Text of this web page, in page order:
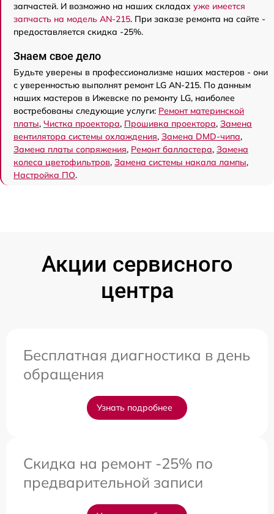
запчастей. И возможно на наших складах уже имеется
запчасть на модель AN-215. При заказе ремонта на сайте -
предоставляется скидка -25%.
Знаем свое дело
Будьте уверены в профессионализме наших мастеров - они
с уверенностью выполнят ремонт LG AN-215. По данным
наших мастеров в Ижевске по ремонту LG, наиболее
востребованы следующие услуги: Ремонт материнской
платы, Чистка проектора, Прошивка проектора, Замена
вентилятора системы охлаждения, Замена DMD-чипа,
Замена платы сопряжения, Ремонт балластера, Замена
колеса цветофильтров, Замена системы накала лампы,
Настройка ПО.
Акции сервисного
центра
Бесплатная диагностика в день
обращения
Узнать подробнее
Скидка на ремонт -25% по
предварительной записи